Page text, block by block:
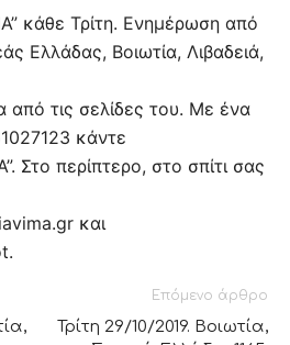
κάθε Τρίτη. Ενημέρωση από
Ελλάδας, Βοιωτία, Λιβαδειά,
από τις σελίδες του. Με ένα
κάντε
Στο περίπτερο, στο σπίτι σας
και
Επόμενο άρθρο
Τρίτη 29/10/2019. Βοιωτία,